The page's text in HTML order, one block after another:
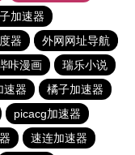
加速器
器
外网网址导航
咔漫画
瑞乐小说
速器
橘子加速器
picacg加速器
速连加速器